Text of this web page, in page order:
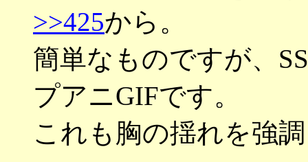
>>425から。
簡単なものですが、
プアニGIFです。
これも胸の揺れを強